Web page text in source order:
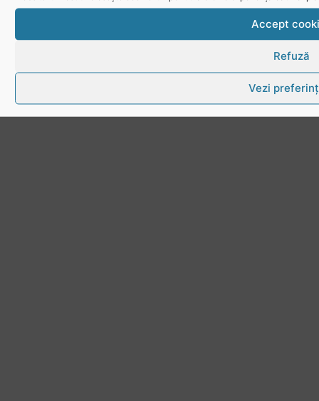
Accept
Refuză
Vezi